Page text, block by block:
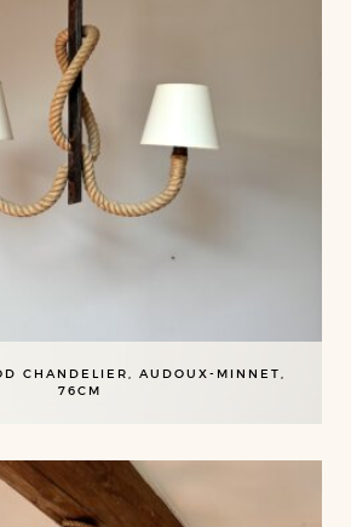
CHANDELIER, AUDOUX-MINNET,
76CM